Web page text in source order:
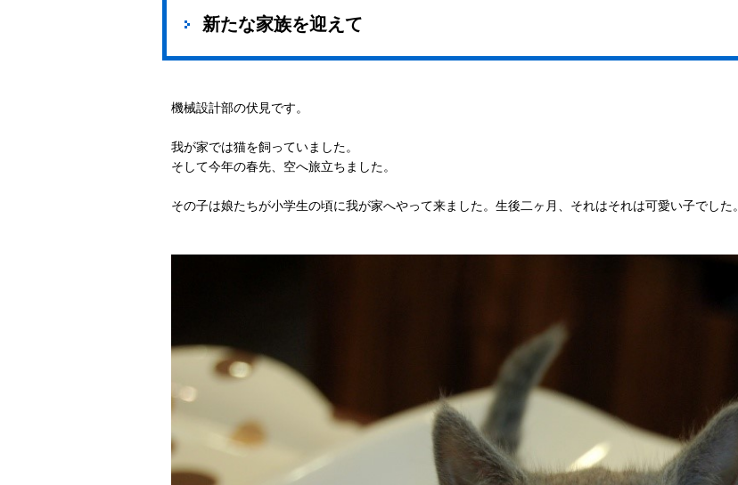
新たな家族を迎えて
機械設計部の伏見です。
我が家では猫を飼っていました。
そして今年の春先、空へ旅立ちました。
その子は娘たちが小学生の頃に我が家へやって来ました。生後二ヶ月、それはそれは可愛い子でした。